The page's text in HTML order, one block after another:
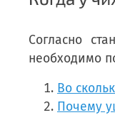
Согласно
необходимо
Во
Почему